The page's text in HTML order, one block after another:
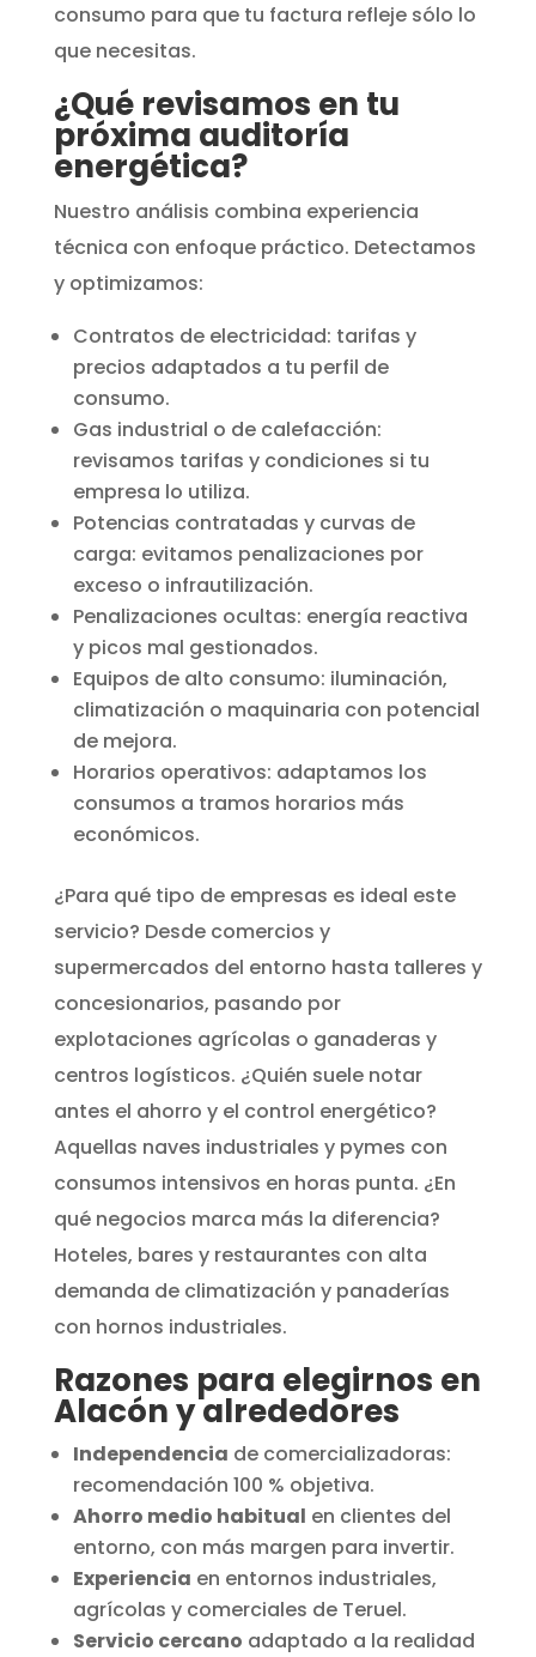
consumo para que tu factura refleje sólo lo
que necesitas.
¿Qué revisamos en tu
próxima auditoría
energética?
Nuestro análisis combina experiencia
técnica con enfoque práctico. Detectamos
y optimizamos:
Contratos de electricidad: tarifas y
precios adaptados a tu perfil de
consumo.
Gas industrial o de calefacción:
revisamos tarifas y condiciones si tu
empresa lo utiliza.
Potencias contratadas y curvas de
carga: evitamos penalizaciones por
exceso o infrautilización.
Penalizaciones ocultas: energía reactiva
y picos mal gestionados.
Equipos de alto consumo: iluminación,
climatización o maquinaria con potencial
de mejora.
Horarios operativos: adaptamos los
consumos a tramos horarios más
económicos.
¿Para qué tipo de empresas es ideal este
servicio? Desde comercios y
supermercados del entorno hasta talleres y
concesionarios, pasando por
explotaciones agrícolas o ganaderas y
centros logísticos. ¿Quién suele notar
antes el ahorro y el control energético?
Aquellas naves industriales y pymes con
consumos intensivos en horas punta. ¿En
qué negocios marca más la diferencia?
Hoteles, bares y restaurantes con alta
demanda de climatización y panaderías
con hornos industriales.
Razones para elegirnos en
Alacón y alrededores
Independencia de comercializadoras:
recomendación 100 % objetiva.
Ahorro medio habitual en clientes del
entorno, con más margen para invertir.
Experiencia en entornos industriales,
agrícolas y comerciales de Teruel.
Servicio cercano adaptado a la realidad